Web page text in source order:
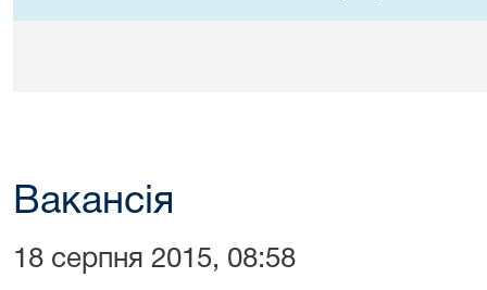
Вакансія
18 серпня 2015, 08:58